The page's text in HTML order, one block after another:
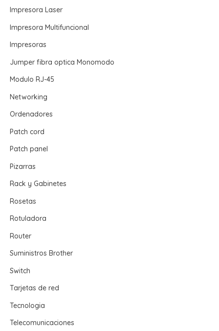
Impresora Laser
Impresora Multifuncional
Impresoras
Jumper fibra optica Monomodo
Modulo RJ-45
Networking
Ordenadores
Patch cord
Patch panel
Pizarras
Rack y Gabinetes
Rosetas
Rotuladora
Router
Suministros Brother
Switch
Tarjetas de red
Tecnologia
Telecomunicaciones